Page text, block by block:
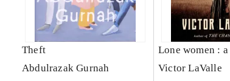
Theft
Abdulrazak Gurnah
Lone women :
Victor LaValle